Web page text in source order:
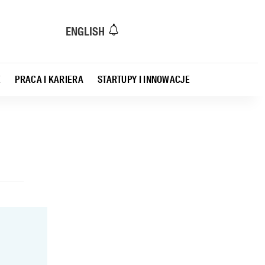
ENGLISH
PRACA I KARIERA STARTUPY I INNOWACJE